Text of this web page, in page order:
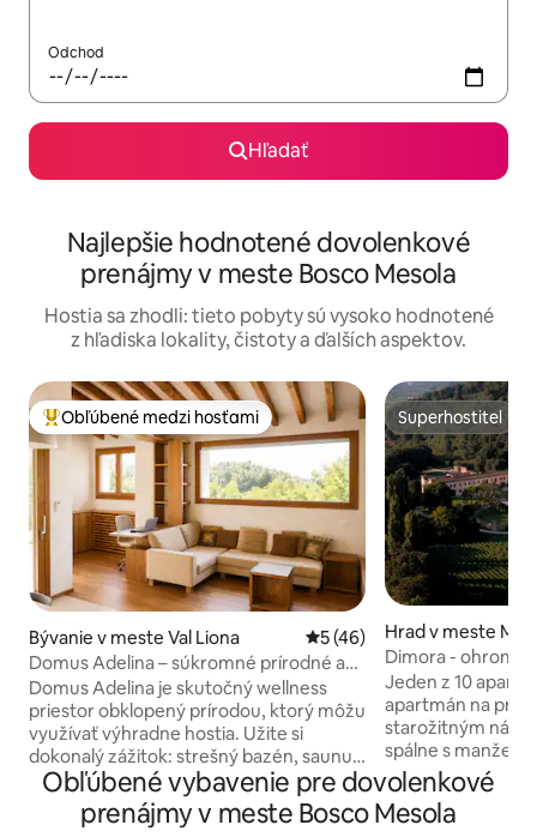
Odchod
Hľadať
Najlepšie hodnotené dovolenkové
prenájmy v meste Bosco Mesola
Hostia sa zhodli: tieto pobyty sú vysoko hodnotené
z hľadiska lokality, čistoty a ďalších aspektov.
Najobľúbenejšie medzi hosťami
Obľúbené medzi hosťami
Bývanie v meste Val Liona Priemerné ohodnotenie 5
5 (46)
Domus Adelina – súkromné prírodné a
wellness útočisko
Domus Adelina je skutočný wellness
priestor obklopený prírodou, ktorý môžu
využívať výhradne hostia. Užite si
dokonalý zážitok: strešný bazén, saunu a
vyhrievanú vonkajšiu vírivku, ktoré sú
ideálne v každom ročnom období.
Miesto určené na odpojenie sa,
Superhostiteľ
Superhostiteľ
Hrad v meste
Dimora -
vyhrievaným
Jeden z 10
apartmán na
starožitným
spálne s
oddelenými
izba s biliardom,
starožitnou
Obľúbené vybavenie pre dovolenkové
prenájmy v meste Bosco Mesola